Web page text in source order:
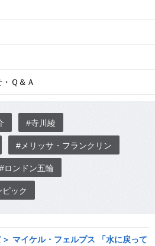
Ｑ＆Ａ
#寺川綾
#メリッサ・フランクリン
#ロンドン五輪
ック
マイケル・フェルプス 「水に戻って